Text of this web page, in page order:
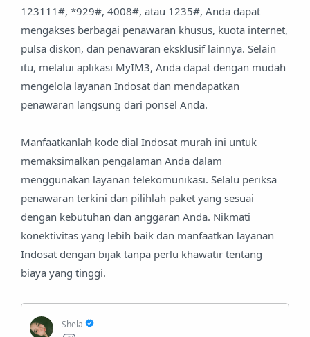
123111#, *929#, 4008#, atau 1235#, Anda dapat
mengakses berbagai penawaran khusus, kuota internet,
pulsa diskon, dan penawaran eksklusif lainnya. Selain
itu, melalui aplikasi MyIM3, Anda dapat dengan mudah
mengelola layanan Indosat dan mendapatkan
penawaran langsung dari ponsel Anda.
Manfaatkanlah kode dial Indosat murah ini untuk
memaksimalkan pengalaman Anda dalam
menggunakan layanan telekomunikasi. Selalu periksa
penawaran terkini dan pilihlah paket yang sesuai
dengan kebutuhan dan anggaran Anda. Nikmati
konektivitas yang lebih baik dan manfaatkan layanan
Indosat dengan bijak tanpa perlu khawatir tentang
biaya yang tinggi.